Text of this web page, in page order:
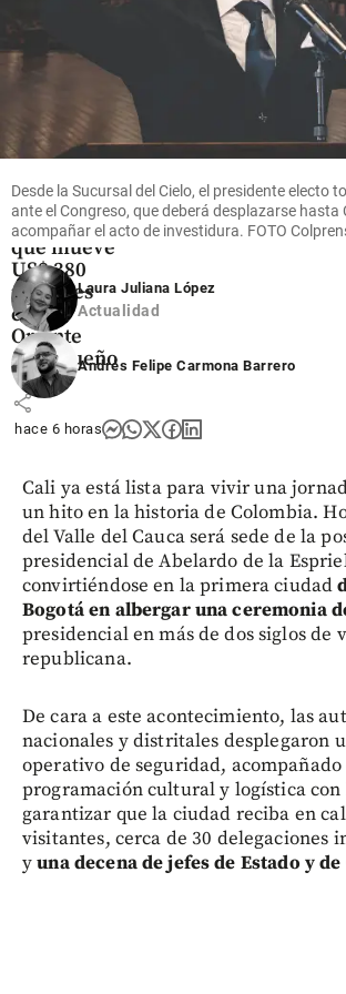
Flores que
cruzan el
cielo: así
es el
negocio
que mueve
US$ 380
millones
en el
Oriente
antioqueño
share
Desde la Sucursal del Cielo, el presidente electo
ante el Congreso, que deberá desplazarse hasta
acompañar el acto de investidura. FOTO
Laura Juliana López
Actualidad
Andrés Felipe Carmona Barrero
hace 6 horas
Cali ya está lista para vivir una
un hito en la historia de Colombia.
del Valle del Cauca será sede de la
presidencial de Abelardo de la
convirtiéndose en la primera ciudad
Bogotá en albergar una ceremonia
presidencial en más de dos siglos de
republicana.
De cara a este acontecimiento, las
nacionales y distritales desplegaron
operativo de seguridad, acompañado
programación cultural y logística con
garantizar que la ciudad reciba en
visitantes, cerca de 30 delegaciones
yuna decena de jefes de Estado y